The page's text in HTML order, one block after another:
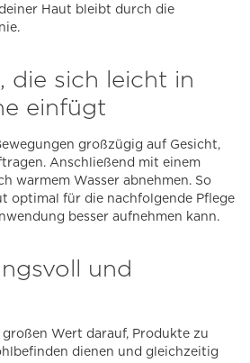
Haut bleibt durch die
die sich leicht in
einfügt
großzügig auf Gesicht,
Anschließend mit einem
warmem Wasser abnehmen. So
optimal für die nachfolgende Pflege
besser aufnehmen kann.
und
Wert darauf, Produkte zu
dienen und gleichzeitig